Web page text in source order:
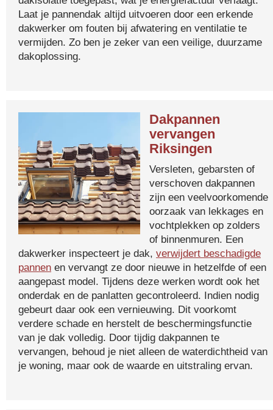
Laat je pannendak altijd uitvoeren door een erkende
dakwerker om fouten bij afwatering en ventilatie te
vermijden. Zo ben je zeker van een veilige, duurzame
dakoplossing.
Dakpannen
vervangen
Riksingen
Versleten, gebarsten of
verschoven dakpannen
zijn een veelvoorkomende
oorzaak van lekkages en
vochtplekken op zolders
of binnenmuren. Een
dakwerker inspecteert je dak, verwijdert beschadigde
pannen en vervangt ze door nieuwe in hetzelfde of een
aangepast model. Tijdens deze werken wordt ook het
onderdak en de panlatten gecontroleerd. Indien nodig
gebeurt daar ook een vernieuwing. Dit voorkomt
verdere schade en herstelt de beschermingsfunctie
van je dak volledig. Door tijdig dakpannen te
vervangen, behoud je niet alleen de waterdichtheid van
je woning, maar ook de waarde en uitstraling ervan.